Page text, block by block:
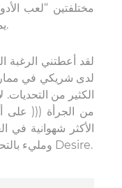
مختلفتين “لعب
يمكنك أيضًا إنشاء التحديات الخاصة بك.
لقد أعطتني الرغبة
لدى شريكي في
الكثير من التحديات.
من الجرأة ((( على
الأكثر شهوانية في
ومليء بالتحديات. اجعل علاقاتك أكثر إثارة بفضل Desire.